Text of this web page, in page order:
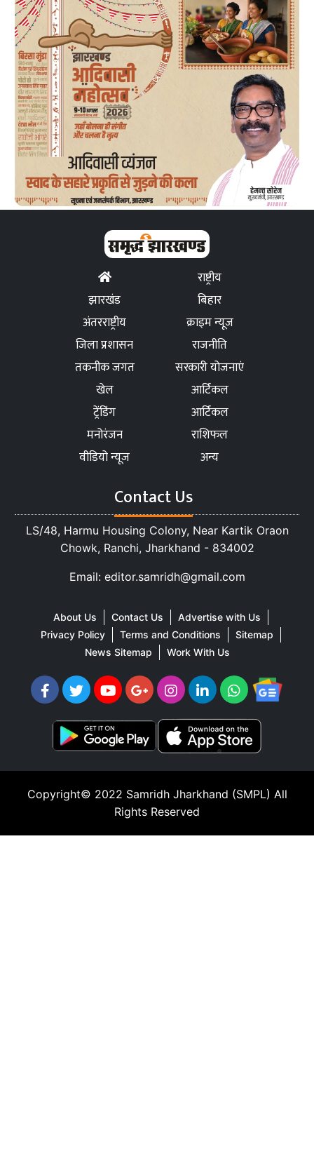
राष्ट्रीय
झारखंड
बिहार
अंतरराष्ट्रीय
क्राइम न्यूज
जिला प्रशासन
राजनीति
तकनीक जगत
सरकारी योजनाएं
खेल
आर्टिकल
ट्रेंडिंग
आर्टिकल
मनोरंजन
राशिफल
वीडियो न्यूज
अन्य
Contact Us
LS/48, Harmu Housing Colony, Near Kartik Oraon
Chowk, Ranchi, Jharkhand - 834002
Email: editor.samridh@gmail.com
About Us Contact Us
Advertise with Us
Privacy Policy
Terms and Conditions
Sitemap
News Sitemap
Work With Us
Copyright© 2022 Samridh Jharkhand (SMPL) All
Rights Reserved